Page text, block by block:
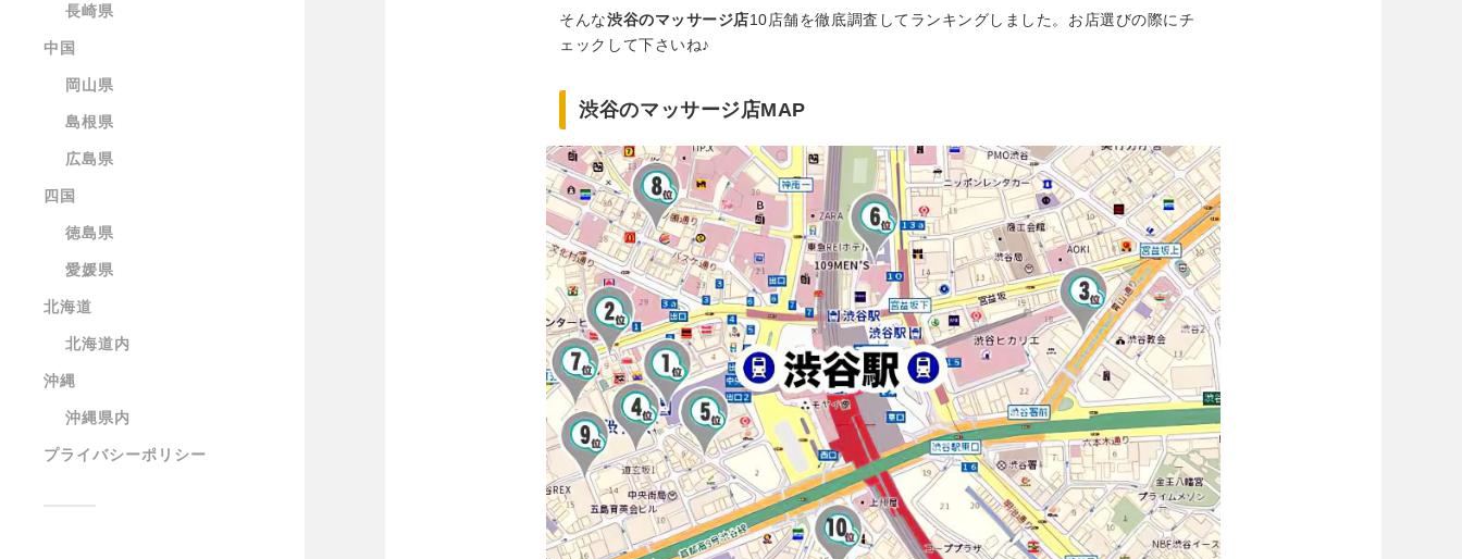
長崎県
中国
岡山県
島根県
広島県
四国
徳島県
愛媛県
北海道
北海道内
沖縄
沖縄県内
プライバシーポリシー
そんな渋谷のマッサージ店10店舗を徹底調査してランキングしました。お店選びの際にチ
ェックして下さいね♪
渋谷のマッサージ店MAP